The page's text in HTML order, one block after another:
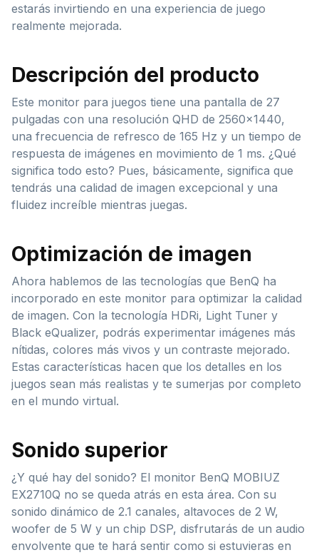
estarás invirtiendo en una experiencia de juego
realmente mejorada.
Descripción del producto
Este monitor para juegos tiene una pantalla de 27
pulgadas con una resolución QHD de 2560×1440,
una frecuencia de refresco de 165 Hz y un tiempo de
respuesta de imágenes en movimiento de 1 ms. ¿Qué
significa todo esto? Pues, básicamente, significa que
tendrás una calidad de imagen excepcional y una
fluidez increíble mientras juegas.
Optimización de imagen
Ahora hablemos de las tecnologías que BenQ ha
incorporado en este monitor para optimizar la calidad
de imagen. Con la tecnología HDRi, Light Tuner y
Black eQualizer, podrás experimentar imágenes más
nítidas, colores más vivos y un contraste mejorado.
Estas características hacen que los detalles en los
juegos sean más realistas y te sumerjas por completo
en el mundo virtual.
Sonido superior
¿Y qué hay del sonido? El monitor BenQ MOBIUZ
EX2710Q no se queda atrás en esta área. Con su
sonido dinámico de 2.1 canales, altavoces de 2 W,
woofer de 5 W y un chip DSP, disfrutarás de un audio
envolvente que te hará sentir como si estuvieras en